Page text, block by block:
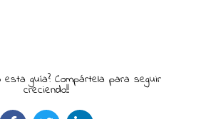
esta guía? Compártela para seguir
creciendo!!